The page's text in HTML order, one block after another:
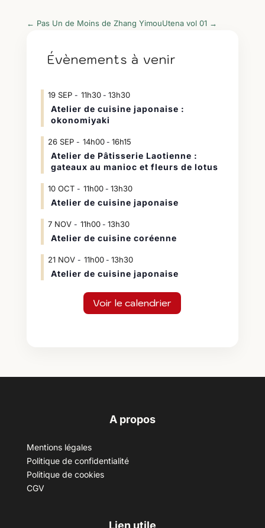
← Pas Un de Moins de Zhang YimouUtena vol 01→
Évènements à venir
19 SEP 11h30- 13h30
Atelier de cuisine japonaise :
okonomiyaki
26 SEP 14h00- 16h15
Atelier de Pâtisserie Laotienne :
gateaux au manioc et fleurs de lotus
10 OCT 11h00- 13h30
Atelier de cuisine japonaise
7 NOV 11h00- 13h30
Atelier de cuisine coréenne
21 NOV 11h00- 13h30
Atelier de cuisine japonaise
Voir le calendrier
A propos
Mentions légales
Politique de confidentialité
Politique de cookies
CGV